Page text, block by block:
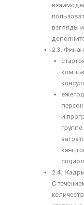
взгляды
2.3.
и
2.4.
С